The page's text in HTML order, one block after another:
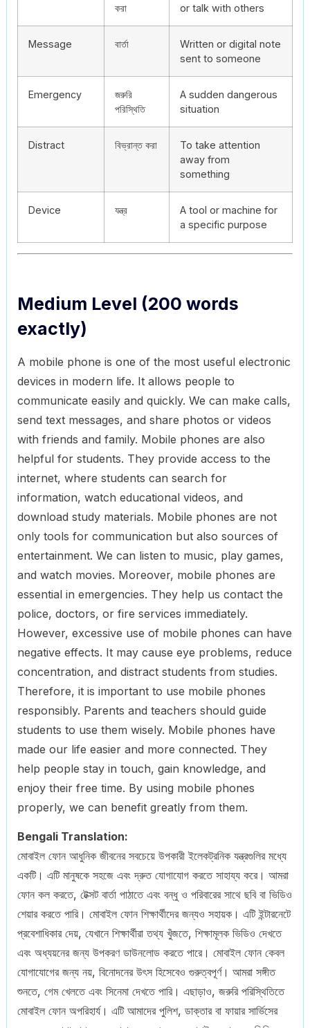
করা
or talk with others
Message বার্তা
Written or digital note
sent to someone
Emergency
জরুরি
পরিস্থিতি
A sudden dangerous
situation
Distract বিভ্রান্ত করা
To take attention
away from
something
Device যন্ত্র
A tool or machine for
a specific purpose
Medium Level (200 words
exactly)
A mobile phone is one of the most useful electronic
devices in modern life. It allows people to
communicate easily and quickly. We can make calls,
send text messages, and share photos or videos
with friends and family. Mobile phones are also
helpful for students. They provide access to the
internet, where students can search for
information, watch educational videos, and
download study materials. Mobile phones are not
only tools for communication but also sources of
entertainment. We can listen to music, play games,
and watch movies. Moreover, mobile phones are
essential in emergencies. They help us contact the
police, doctors, or fire services immediately.
However, excessive use of mobile phones can have
negative effects. It may cause eye problems, reduce
concentration, and distract students from studies.
Therefore, it is important to use mobile phones
responsibly. Parents and teachers should guide
students to use them wisely. Mobile phones have
made our life easier and more connected. They
help people stay in touch, gain knowledge, and
enjoy their free time. By using mobile phones
properly, we can benefit greatly from them.
Bengali Translation:
মোবাইল ফোন আধুনিক জীবনের সবচেয়ে উপকারী ইলেকট্রনিক যন্ত্রগুলির মধ্যে
একটি। এটি মানুষকে সহজে এবং দ্রুত যোগাযোগ করতে সাহায্য করে। আমরা
ফোন কল করতে, টেক্সট বার্তা পাঠাতে এবং বন্ধু ও পরিবারের সাথে ছবি বা ভিডিও
শেয়ার করতে পারি। মোবাইল ফোন শিক্ষার্থীদের জন্যও সহায়ক। এটি ইন্টারনেটে
প্রবেশাধিকার দেয়, যেখানে শিক্ষার্থীরা তথ্য খুঁজতে, শিক্ষামূলক ভিডিও দেখতে
এবং অধ্যয়নের জন্য উপকরণ ডাউনলোড করতে পারে। মোবাইল ফোন কেবল
যোগাযোগের জন্য নয়, বিনোদনের উৎস হিসেবেও গুরুত্বপূর্ণ। আমরা সঙ্গীত
শুনতে, গেম খেলতে এবং সিনেমা দেখতে পারি। এছাড়াও, জরুরি পরিস্থিতিতে
মোবাইল ফোন অপরিহার্য। এটি আমাদের পুলিশ, ডাক্তার বা ফায়ার সার্ভিসের